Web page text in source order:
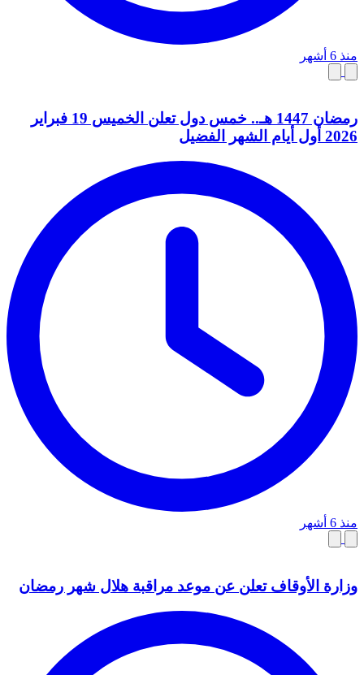
منذ 6 أشهر
رمضان 1447 هـ.. خمس دول تعلن الخميس 19 فبراير
2026 أول أيام الشهر الفضيل
منذ 6 أشهر
وزارة الأوقاف تعلن عن موعد مراقبة هلال شهر رمضان